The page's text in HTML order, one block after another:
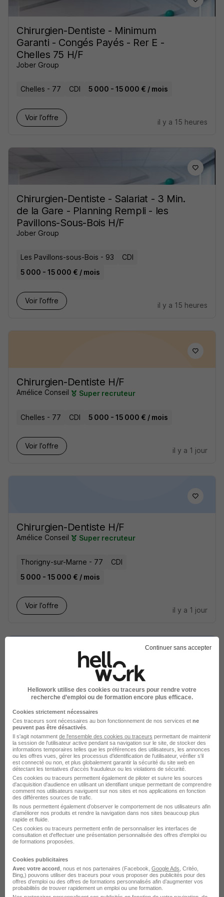
Chirurgien-Dentiste - Minimum
Garanti - Congés Payés - Rer E -
Chelles 75 H/F
Jober Group
Chelles - 77 CDI 5 000 - 15 000 € / mois
Voir l’offre
il y a 15 heures
Chirurgien-Dentiste - Salariat - 3 Min.
de la Gare - Planning Rempli - les
Pavillons-Sous-Bois H/F
Jober Group
Les Pavillons-sous-Bois - 93
CDI
5 000 - 15 000 € / mois
Voir l’offre
il y a 15 heures
Chirurgien-Dentiste H/F
Amélice Conseil Super recruteur
Chelles - 77 CDI 5 000 - 15 000 € / mois
Voir l’offre
il y a 1 jour
Chirurgien-Dentiste H/F
Amélice Conseil Super recruteur
Thorigny-sur-Marne - 77
CDI
5 000 - 15 000 € / mois
Voir l’offre
il y a 1 jour
Chirurgien-Dentiste H/F
Amélice Conseil Super recruteur
Clichy-sous-Bois - 93 CDI 5 000 - 15 000 € / mois
Voir l’offre
il y a 1 jour
Chirurgien-Dentiste - Villejuif 94 H/F
Jober Group
Villejuif - 94 CDI 5 000 - 15 000 € / mois
Voir l’offre
Continuer sans accepter
Hellowork utilise des cookies ou traceurs pour rendre votre
recherche d’emploi ou de formation encore plus efficace.
Cookies strictement nécessaires
Ces traceurs sont nécessaires au bon fonctionnement de nos services et ne
peuvent pas être désactivés
Il s'agit notamment de l'ensemble des cookies ou traceurs permettant de maintenir
la session de l'utilisateur active pendant sa navigation sur le site, de stocker des
informations temporaires telles que les préférences des utilisateurs, les annonces
ou les offres vues, gérer les processus d'identification de l'utilisateur, vérifier s'il
est connecté ou non, et plus globalement garantir la sécurité du site web en
détectant les tentatives d'accès frauduleux ou les violations de sécurité.
Ces cookies ou traceurs permettent également de piloter et suivre les sources
d'acquisition d'audience en utilisant un identifiant unique permettant de comprendre
comment nos utilisateurs naviguent sur nos sites et nos applications en fonction
des différentes sources de trafic.
Ils nous permettent également d’observer le comportement de nos utilisateurs afin
d'améliorer nos produits et rendre la navigation dans nos sites beaucoup plus
rapide et fluide.
Ces cookies ou traceurs permettent enfin de personnaliser les interfaces de
consultation et d'effectuer une présentation personnalisée des offres d'emploi ou
de formations proposées.
Cookies publicitaires
Avec votre accord , nous et nos partenaires (Facebook, Google Ads , Critéo,
Bing,) pouvons utiliser des traceurs pour vous proposer des publicités pour des
offres d’emploi ou des offres de formations personnalisés afin d’augmenter vos
probabilités de trouver rapidement un emploi ou une formation.